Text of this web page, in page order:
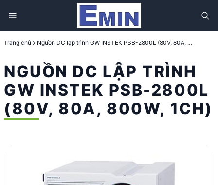
Trang chủ Nguồn DC lập trình GW INSTEK PSB-2800L (80V, 80A, 800W, 1CH)
NGUỒN DC LẬP TRÌNH
GW INSTEK PSB-2800L
(80V, 80A, 800W, 1CH)